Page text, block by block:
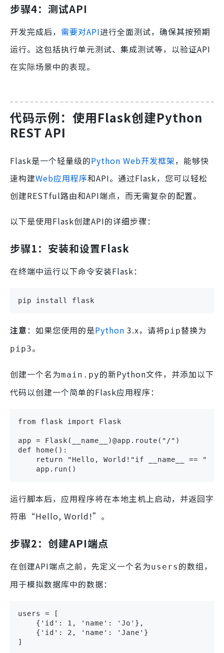
步骤4：测试API
开发完成后， 需要对API进行全面测试，确保其按预期
运行。这包括执行单元测试、集成测试等，以验证API
在实际场景中的表现。
代码示例：使用Flask创建Python
REST API
Flask是一个轻量级的Python Web开发框架，能够快
速构建Web应用程序和API。通过Flask，您可以轻松
创建RESTful路由和API端点，而无需复杂的配置。
以下是使用Flask创建API的详细步骤：
步骤1：安装和设置Flask
在终端中运行以下命令安装Flask：
pip install flask
注意：如果您使用的是Python 3.x，请将pip替换为
pip3。
创建一个名为main.py的新Python文件，并添加以下
代码以创建一个简单的Flask应用程序：
from flask import Flask
app = Flask(__name__)@app.route("/")
def home():
return "Hello, World!"if __name__ ==
    app.run()
运行脚本后，应用程序将在本地主机上启动，并返回字
符串“Hello, World!”。
步骤2：创建API端点
在创建API端点之前，先定义一个名为users 的数组，
用于模拟数据库中的数据：
users = [
    {'id': 1, 'name': 'Jo'},
    {'id': 2, 'name': 'Jane'}
]